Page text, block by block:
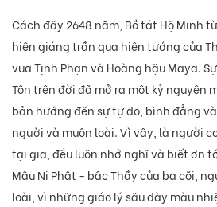
Cách đây 2648 năm, Bồ tát Hộ Minh
hiện giáng trần qua hiện tướng của
vua Tịnh Phạn và Hoàng hậu Maya.
Tôn trên đời đã mở ra một kỷ nguyên
bản hướng đến sự tự do, bình đẳng
người và muôn loài. Vì vậy, là người
tại gia, đều luôn nhớ nghĩ và biết ơn
Mâu Ni Phật - bậc Thầy của ba cõi,
loài, vì những giáo lý sâu dày màu